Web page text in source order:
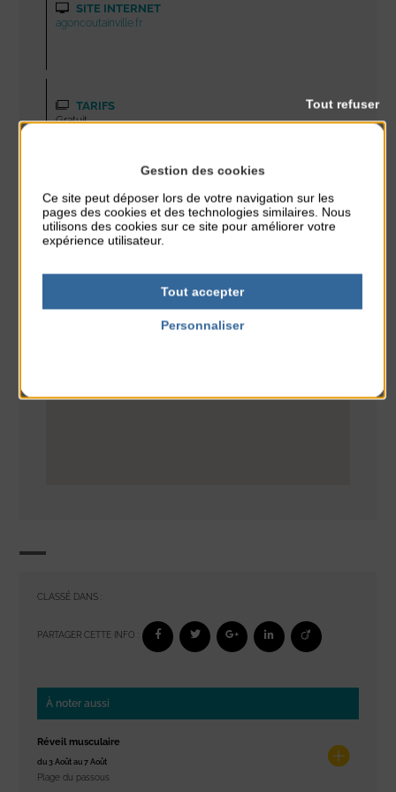
SITE INTERNET
agoncoutainville.fr
TARIFS
Gratuit
PLAN
CLASSÉ DANS :
PARTAGER CETTE INFO :
À noter aussi
Réveil musculaire
du 3 Août au 7 Août
Plage du passous
Gestion des cookies
Ce site peut déposer lors de votre navigation sur les
pages des cookies et des technologies similaires. Nous
utilisons des cookies sur ce site pour améliorer votre
expérience utilisateur.
Tout accepter
Tout refuser
Personnaliser